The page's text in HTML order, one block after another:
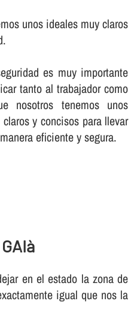
unos ideales muy claros
es muy importante
tanto al trabajador como
tenemos unos
y concisos para llevar
eficiente y segura.
en el estado la zona de
igual que nos la